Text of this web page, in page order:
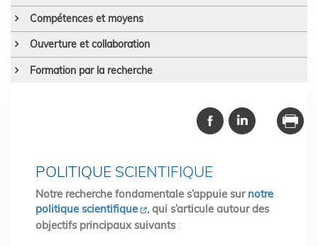
Compétences et moyens
Ouverture et collaboration
Formation par la recherche
POLITIQUE SCIENTIFIQUE
Notre recherche fondamentale s’appuie sur notre
politique scientifique
, qui s’articule autour des
objectifs principaux suivants: